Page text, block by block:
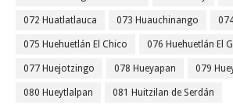
072 Huatlatlauca 073 Huauchinango
075 Huehuetlán El Chico 076 Huehuetlán El
077 Huejotzingo 078 Hueyapan 079
080 Hueytlalpan 081 Huitzilan de Serdán